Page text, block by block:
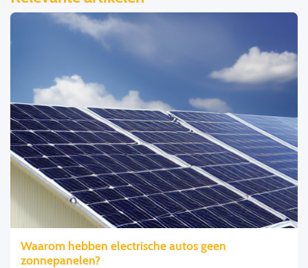
Waarom hebben electrische autos geen
zonnepanelen?